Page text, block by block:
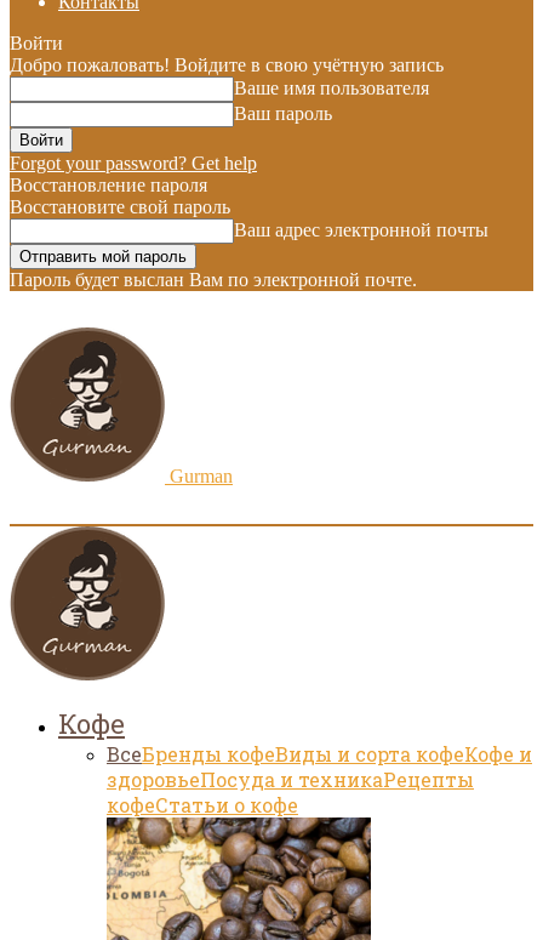
Войти
Добро пожаловать! Войдите в свою учётную запись
Ваше имя пользователя
Ваш пароль
Forgot your password? Get help
Восстановление пароля
Восстановите свой пароль
Ваш адрес электронной почты
Пароль будет выслан Вам по электронной почте.
Gurman
Кофе
ВсеБренды кофеВиды и сорта кофеКофе и
здоровьеПосуда и техникаРецепты
кофеСтатьи о кофе